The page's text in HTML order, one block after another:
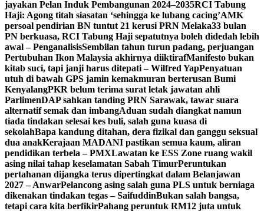
jayakan Pelan Induk Pembangunan 2024–2035RCI Tabung
Haji: Agong titah siasatan ‘sehingga ke lubang cacing’AMK
persoal pendirian BN tuntut 21 kerusi PRN Melaka33 bulan
PN berkuasa, RCI Tabung Haji sepatutnya boleh didedah lebih
awal – PenganalisisSembilan tahun turun padang, perjuangan
Pertubuhan Ikon Malaysia akhirnya diiktirafManifesto bukan
kitab suci, tapi janji harus ditepati – Wilfred YapPenyatuan
utuh di bawah GPS jamin kemakmuran berterusan Bumi
KenyalangPKR belum terima surat letak jawatan ahli
ParlimenDAP sahkan tanding PRN Sarawak, tawar suara
alternatif semak dan imbangAduan sudah diangkat namun
tiada tindakan selesai kes buli, salah guna kuasa di
sekolahBapa kandung ditahan, dera fizikal dan ganggu seksual
dua anakKerajaan MADANI pastikan semua kaum, aliran
pendidikan terbela – PMXLawatan ke ESS Zone ruang wakil
asing nilai tahap keselamatan Sabah TimurPeruntukan
pertahanan dijangka terus dipertingkat dalam Belanjawan
2027 – AnwarPelancong asing salah guna PLS untuk berniaga
dikenakan tindakan tegas – SaifuddinBukan salah bangsa,
tetapi cara kita berfikirPahang peruntuk RM12 juta untuk